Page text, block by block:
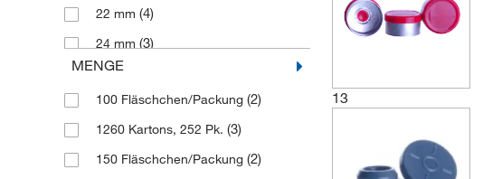
22 mm (4)
24 mm (3)
24 mm
30 mm(2)
30.5 mm(1)
30 mm(2)
MENGE
100 Fläschchen/Packung (2)
1260 Kartons, 252 Pk. (3)
150 Fläschchen/Packung (2)
13